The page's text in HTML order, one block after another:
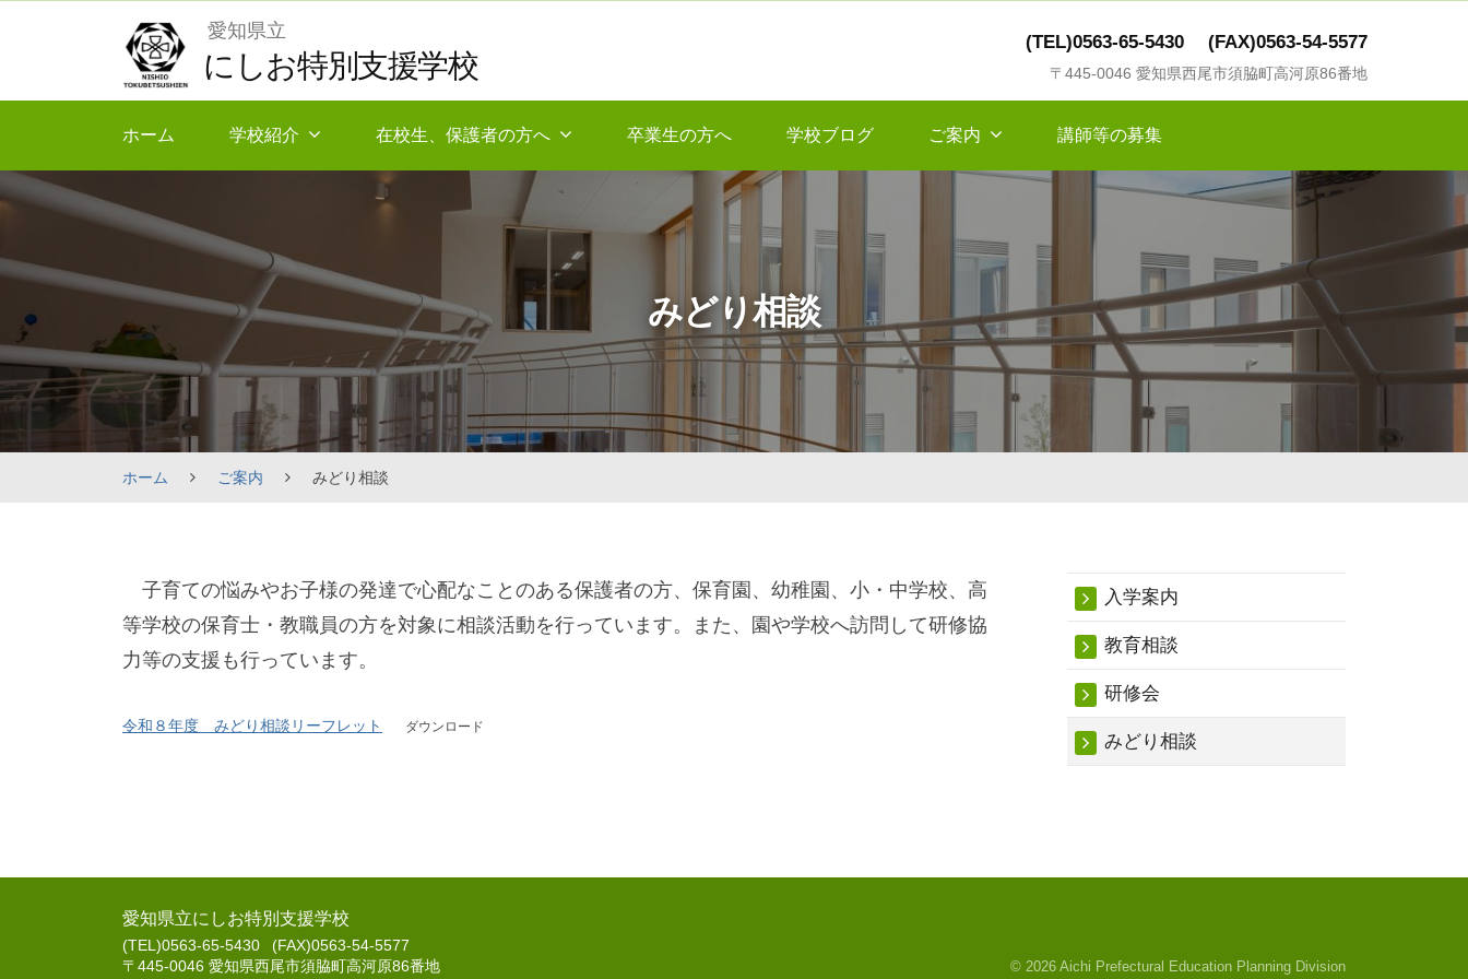
愛知県立
にしお特別支援学校
(TEL)0563-65-5430 (FAX)0563-54-5577
〒445-0046 愛知県西尾市須脇町高河原86番地
ホーム 学校紹介 在校生、保護者の方へ 卒業生の方へ 学校ブログ ご案内 講師等の募集
みどり相談
ホーム ご案内 みどり相談
み
ど
り
談
日
子育ての悩みやお子様の発達で心配なことのある保護者の方、保育園、幼稚園、小・中学校、高
等学校の保育士・教職員の方を対象に相談活動を行っています。また、園や学校へ訪問して研修協
力等の支援も行っています。
令和８年度 みどり相談リーフレット ダウンロード
入学案内
教育相談
研修会
みどり相談
愛知県立にしお特別支援学校
(TEL)0563-65-5430
(FAX)0563-54-5577
〒445-0046 愛知県西尾市須脇町高河原86番地
© 2026 Aichi Prefectural Education Planning Division